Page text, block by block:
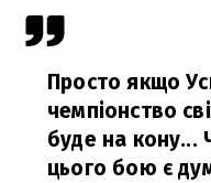
Просто якщо
чемпіонство
буде на кону...
цього бою є